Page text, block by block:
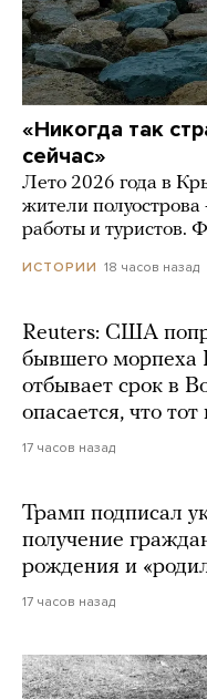
«Никогда так
сейчас»
Лето 2026 года в
жители полуострова
работы и туристов.
ИСТОРИИ 18 часов назад
Reuters: США
бывшего морпеха
отбывает срок в
опасается, что
17 часов назад
Трамп подписал
получение
рождения и
17 часов назад